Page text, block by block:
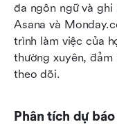
đa ngôn ngữ và
Asana và
trình làm việc của
thường xuyên,
theo dõi.
Phân tích dự